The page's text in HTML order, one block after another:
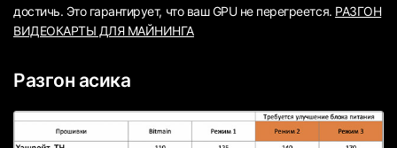
достичь. Это гарантирует, что ваш GPU не перегреется. РАЗГОН
ВИДЕОКАРТЫ ДЛЯ МАЙНИНГА
Разгон асика